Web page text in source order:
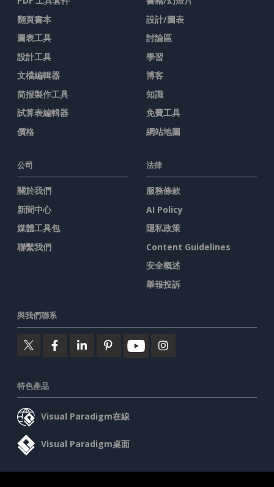
翻頁書本
圖表工具
設計工具
文檔編輯器
简报製作工具
試算表編輯器
價格
設計/圖表
討論區
學習
博客
知識
免費工具
網站地圖
公司
關於我們
新聞中心
媒體工具包
聯繫我們
法律
服務條款
AI Policy
隱私政策
Content Guidelines
安全概述
舉報投訴
與我們聯系
特色產品
Visual Paradigm在線
Visual Paradigm桌面